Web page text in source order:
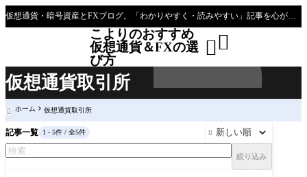
仮想通貨取引所
仮想通貨・暗号資産とFXブログ。「わかりやすく・読みやすい」記事を心がけて主に初心者～効率的な稼ぎ方を模索している人向けブログとなっています
こよりのおすすめ
仮想通貨＆FXの選
び方

 ホーム 仮想通貨取引所
記事一覧 1 - 5件 / 全5件 
絞り込み